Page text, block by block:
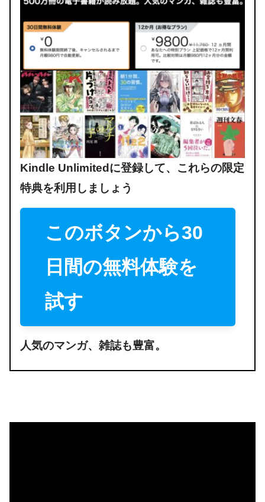
Kindle Unlimitedに登録して、これらの限定
特典を利用しましょう
このボタンから30
日間の無料体験を
試す
人気のマンガ、雑誌も豊富。